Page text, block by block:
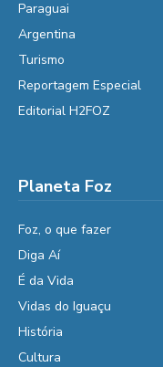
Paraguai
Argentina
Turismo
Reportagem Especial
Editorial H2FOZ
Planeta Foz
Foz, o que fazer
Diga Aí
É da Vida
Vidas do Iguaçu
História
Cultura